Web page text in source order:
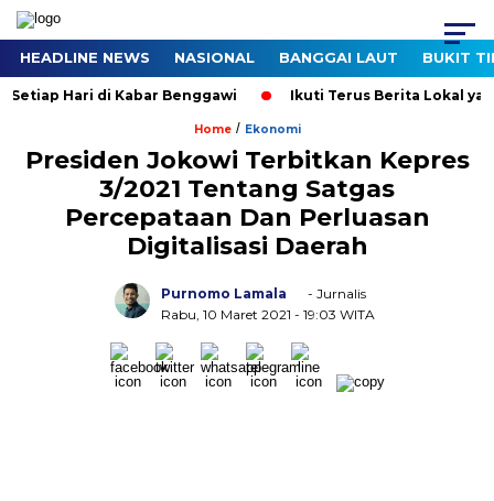
HEADLINE NEWS NASIONAL BANGGAI LAUT BUKIT
Hari di Kabar Benggawi Ikuti Terus Berita Lokal yang
Home/ Ekonomi
Presiden Jokowi Terbitkan Kepres
3/2021 Tentang Satgas
Percepataan Dan Perluasan
Digitalisasi Daerah
Purnomo Lamala
- Jurnalis
Rabu, 10 Maret 2021 - 19:03 WITA